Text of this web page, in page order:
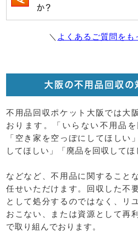
か？
＼ よくあるご質問をも
大阪の不用品回収の
不用品回収ポケット大阪では大
おります。「いらない不用品を
「空き家を空っぽにしてほしい
してほしい」「廃品を回収してほ
などなど、不用品に関すること
任せいただけます。回収した不
として処分するのではなく、リ
おこない、または資源として再
で取り組んでおります。